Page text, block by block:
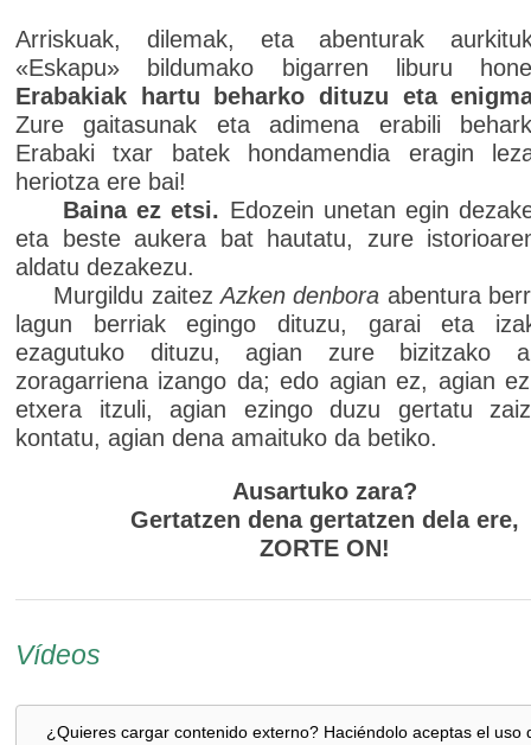
Arriskuak, dilemak, eta abenturak
«Eskapu» bildumako bigarren liburu
Erabakiak hartu beharko dituzu eta
Zure gaitasunak eta adimena erabili
Erabaki txar batek hondamendia eragin
heriotza ere bai!
Baina ez etsi. Edozein unetan egin
eta beste aukera bat hautatu, zure
aldatu dezakezu.
Murgildu zaitezAzken denbora abentura
lagun berriak egingo dituzu, garai eta
ezagutuko dituzu, agian zure bizitzako
zoragarriena izango da; edo agian ez, agian
etxera itzuli, agian ezingo duzu gertatu
kontatu, agian dena amaituko da betiko.
Ausartuko zara?
Gertatzen dena gertatzen dela ere,
ZORTE ON!
Vídeos
¿Quieres cargar contenido externo? Haciéndolo aceptas el uso